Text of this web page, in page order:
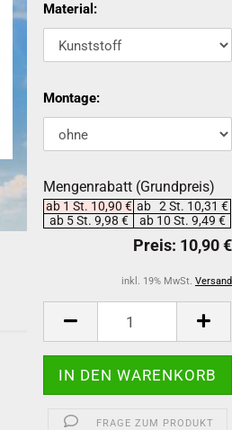
Material:
Montage:
Mengenrabatt (Grundpreis)
ab 1 St. 10,90 € ab 2 St. 10,31 €
ab 5 St. 9,98 €
ab 10 St. 9,49 €
inkl. 19% MwSt. Versand
FRAGE ZUM PRODUKT